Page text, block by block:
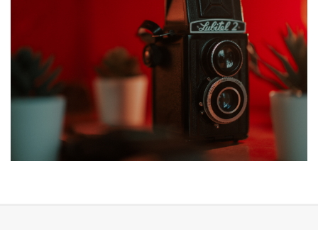
BARTHA ENIKŐ - EGY KÜLÖNÖS KAPOCS
3